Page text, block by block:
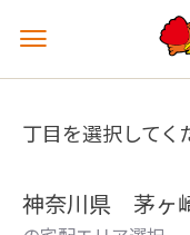
メ
ュ
を
丁目を選択してく
神奈川県 茅ヶ